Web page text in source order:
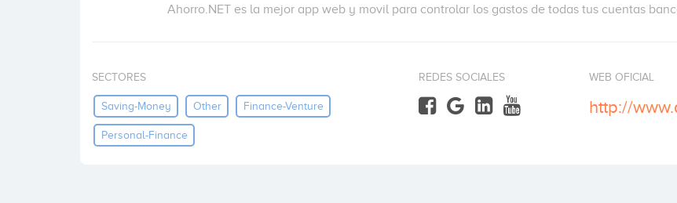
Ahorro.NET es la mejor app web y movil para controlar los gastos de todas tus cuentas
SECTORES
Saving-Money Other Finance-Venture
Personal-Finance
REDES SOCIALES WEB OFICIAL
http://